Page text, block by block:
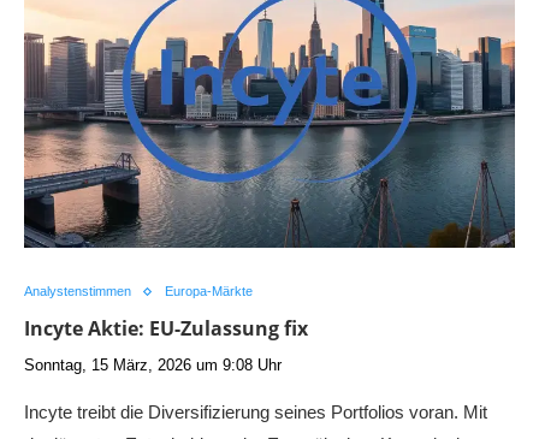
Analystenstimmen Europa-Märkte
Incyte Aktie: EU-Zulassung fix
Sonntag, 15 März, 2026 um 9:08 Uhr
Incyte treibt die Diversifizierung seines Portfolios voran. Mit